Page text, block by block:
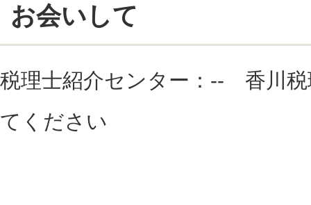
お会いして
税理士紹介センター：-- 香川
てください